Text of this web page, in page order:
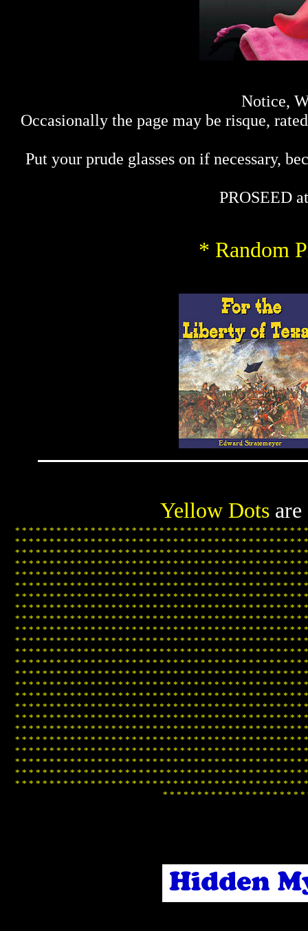
Notice,
Occasionally the page may be risque,
Put your prude glasses on if necessary,
PROSEED
* Random
Yellow Dots
* * * * * * * * * * * * * * * * * * * * * * * * * * * * * * * * * * * * * * * * * *
* * * * * * * * * * * * * * * * * * * * * * * * * * * * * * * * * * * * * * * * * *
* * * * * * * * * * * * * * * * * * * * * * * * * * * * * * * * * * * * * * * * * *
* * * * * * * * * * * * * * * * * * * * * * * * * * * * * * * * * * * * * * * * * *
* * * * * * * * * * * * * * * * * * * * * * * * * * * * * * * * * * * * * * * * * *
* * * * * * * * * * * * * * * * * * * * * * * * * * * * * * * * * * * * * * * * * *
* * * * * * * * * * * * * * * * * * * * * * * * * * * * * * * * * * * * * * * * * *
* * * * * * * * * * * * * * * * * * * * * * * * * * * * * * * * * * * * * * * * * *
* * * * * * * * * * * * * * * * * * * * * * * * * * * * * * * * * * * * * * * * * *
* * * * * * * * * * * * * * * * * * * * * * * * * * * * * * * * * * * * * * * * * *
* * * * * * * * * * * * * * * * * * * * * * * * * * * * * * * * * * * * * * * * * *
* * * * * * * * * * * * * * * * * * * * * * * * * * * * * * * * * * * * * * * * * *
* * * * * * * * * * * * * * * * * * * * * * * * * * * * * * * * * * * * * * * * * *
* * * * * * * * * * * * * * * * * * * * * * * * * * * * * * * * * * * * * * * * * *
* * * * * * * * * * * * * * * * * * * * * * * * * * * * * * * * * * * * * * * * * *
* * * * * * * * * * * * * * * * * * * * * * * * * * * * * * * * * * * * * * * * * *
* * * * * * * * * * * * * * * * * * * * * * * * * * * * * * * * * * * * * * * * * *
* * * * * * * * * * * * * * * * * * * * * * * * * * * * * * * * * * * * * * * * * *
* * * * * * * * * * * * * * * * * * * * * * * * * * * * * * * * * * * * * * * * * *
* * * * * * * * * * * * * * * * * * * * * * * * * * * * * * * * * * * * * * * * * *
* * * * * * * * * * * * * * * * * * * * * * * * * * * * * * * * * * * * * * * * * *
* * * * * * * * * * * * * * * * * * * * * * * * * * * * * * * * * * * * * * * * * *
* * * * * * * * * * * * * * * * * * * * * * * * * * * * * * * * * * * * * * * * * *
* * * * * * * * * * * * * * * * * * * * * * * * * * * * * * * * * * * * * * * * * *
* * * * * * * * * * * * * * * * * * * * *